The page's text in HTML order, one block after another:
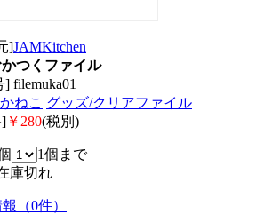
]JAMKitchen
つくファイル
] filemuka01
ねこ グッズ/クリアファイル
] ￥280(税別)
1個まで
庫切れ
（0件）